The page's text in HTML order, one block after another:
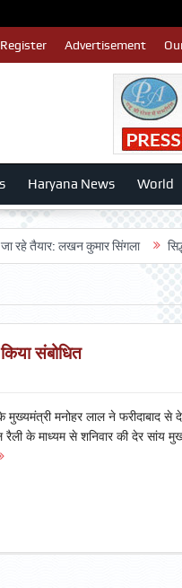
Register Advertisement
Haryana News World
लखन कुमार सिंगला सिद्धपीठ श्री
संबोधित
के मुख्यमंत्री मनोहर लाल ने फरीदाबाद
के माध्यम से शनिवार की देर सांय